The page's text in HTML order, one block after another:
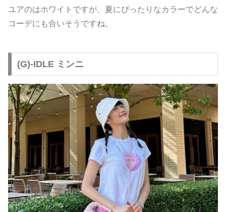
ユアのはホワイトですが、夏にぴったりなカラーでどんな
コーデにも合いそうですね。
(G)-IDLE ミンニ